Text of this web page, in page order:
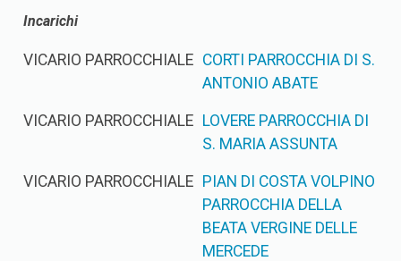
Incarichi
VICARIO PARROCCHIALE CORTI PARROCCHIA DI S.
ANTONIO ABATE
VICARIO PARROCCHIALE LOVERE PARROCCHIA DI
S. MARIA ASSUNTA
VICARIO PARROCCHIALE PIAN DI COSTA VOLPINO
PARROCCHIA DELLA
BEATA VERGINE DELLE
MERCEDE